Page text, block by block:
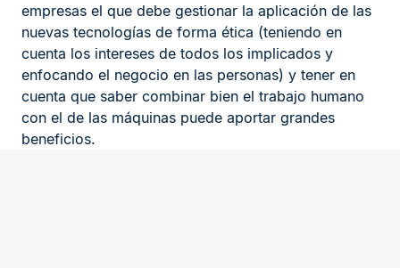
empresas el que debe gestionar la aplicación de las
nuevas tecnologías de forma ética (teniendo en
cuenta los intereses de todos los implicados y
enfocando el negocio en las personas) y tener en
cuenta que saber combinar bien el trabajo humano
con el de las máquinas puede aportar grandes
beneficios.